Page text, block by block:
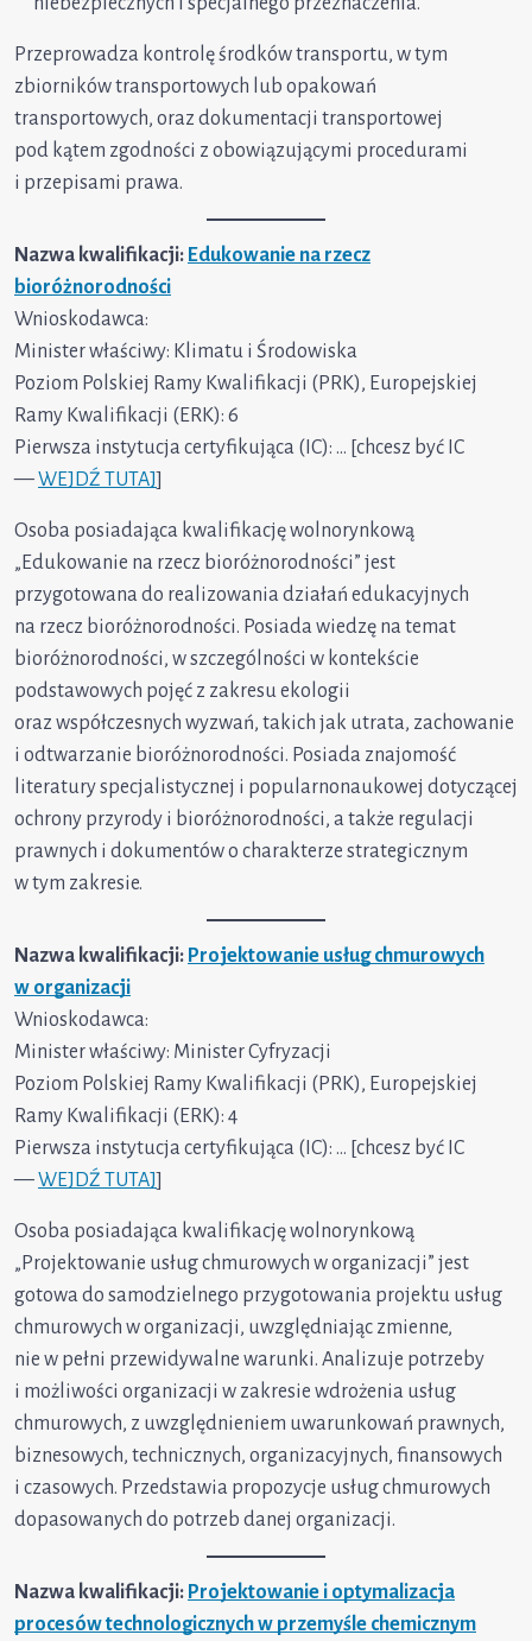
Przeprowadza kontrolę środków transportu, w tym
zbiorników transportowych lub opakowań
transportowych, oraz dokumentacji transportowej
pod kątem zgodności z obowiązującymi procedurami
i przepisami prawa.
Nazwa kwalifikacji: Edukowanie na rzecz
bioróżnorodności
Wnioskodawca:
Minister właściwy: Klimatu i Środowiska
Poziom Polskiej Ramy Kwalifikacji (PRK), Europejskiej
Ramy Kwalifikacji (ERK): 6
Pierwsza instytucja certyfikująca (IC): … [chcesz być IC
—WEJDŹ TUTAJ
Osoba posiadająca kwalifikację wolnorynkową
„Edukowanie na rzecz bioróżnorodności” jest
przygotowana do realizowania działań edukacyjnych
na rzecz bioróżnorodności. Posiada wiedzę na temat
bioróżnorodności, w szczególności w kontekście
podstawowych pojęć z zakresu ekologii
oraz współczesnych wyzwań, takich jak utrata, zachowanie
i odtwarzanie bioróżnorodności. Posiada znajomość
literatury specjalistycznej i popularnonaukowej dotyczącej
ochrony przyrody i bioróżnorodności, a także regulacji
prawnych i dokumentów o charakterze strategicznym
w tym zakresie.
Nazwa kwalifikacji: Projektowanie usług chmurowych
w organizacji
Wnioskodawca:
Minister właściwy: Minister Cyfryzacji
Poziom Polskiej Ramy Kwalifikacji (PRK), Europejskiej
Ramy Kwalifikacji (ERK): 4
Pierwsza instytucja certyfikująca (IC): … [chcesz być IC
—WEJDŹ TUTAJ
Osoba posiadająca kwalifikację wolnorynkową
„Projektowanie usług chmurowych w organizacji” jest
gotowa do samodzielnego przygotowania projektu usług
chmurowych w organizacji, uwzględniając zmienne,
nie w pełni przewidywalne warunki. Analizuje potrzeby
i możliwości organizacji w zakresie wdrożenia usług
chmurowych, z uwzględnieniem uwarunkowań prawnych,
biznesowych, technicznych, organizacyjnych, finansowych
i czasowych. Przedstawia propozycje usług chmurowych
dopasowanych do potrzeb danej organizacji.
Nazwa kwalifikacji: Projektowanie i optymalizacja
procesów technologicznych w przemyśle chemicznym